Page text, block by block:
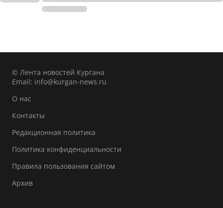
© Лента новостей Кургана
Email: info@kurgan-news.ru
О нас
Контакты
Редакционная политика
Политика конфиденциальности
Правила пользования сайтом
Архив